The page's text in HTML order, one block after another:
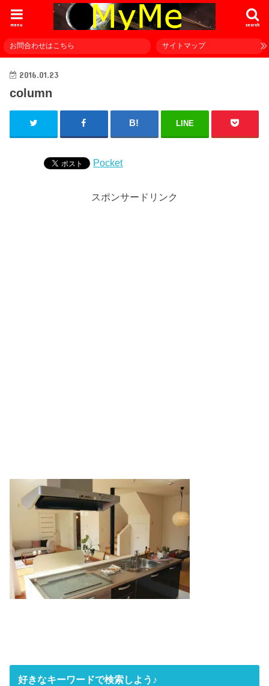
search
menu
お問合わせはこちら サイトマップ
2016.01.23
column
LINE
Pocket
スポンサードリンク
好きなキーワードで検索しよう♪